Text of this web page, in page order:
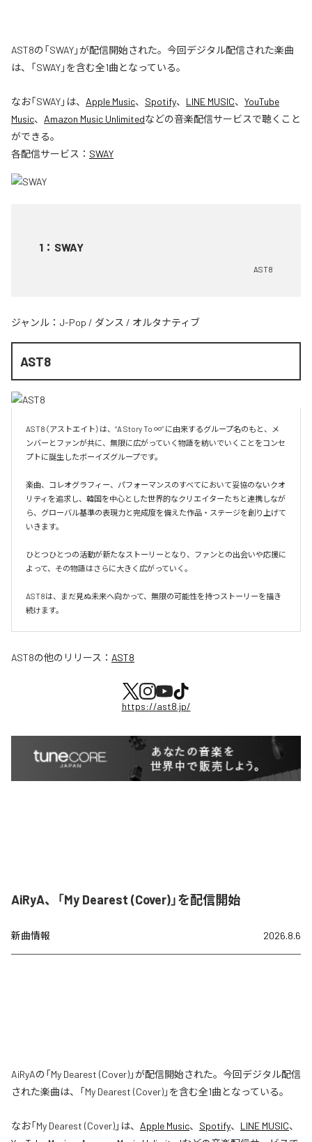
AST8の「SWAY」が配信開始された。今回デジタル配信された楽曲
は、「SWAY」を含む全1曲となっている。
なお「SWAY」は、 Apple Music、 Spotify、 LINE MUSIC、 YouTube
Music、 Amazon Music Unlimitedなどの音楽配信サービスで聴くこと
ができる。
各配信サービス： SWAY
1 ： SWAY
AST8
ジャンル： J-Pop / ダンス / オルタナティブ
AST8
AST8（アストエイト）は、“A Story To ∞” に由来するグループ名のもと、メ
ンバーとファンが共に、無限に広がっていく物語を紡いでいくことをコンセ
プトに誕生したボーイズグループです。
楽曲、コレオグラフィー、パフォーマンスのすべてにおいて妥協のないクオ
リティを追求し、韓国を中心とした世界的なクリエイターたちと連携しなが
ら、グローバル基準の表現力と完成度を備えた作品・ステージを創り上げて
いきます。
ひとつひとつの活動が新たなストーリーとなり、ファンとの出会いや応援に
よって、その物語はさらに大きく広がっていく。
AST8は、まだ見ぬ未来へ向かって、無限の可能性を持つストーリーを描き
続けます。
AST8の他のリリース： AST8
https://ast8.jp/
AiRyA、「My Dearest (Cover)」を配信開始
新曲情報 2026.8.6
AiRyAの「My Dearest (Cover)」が配信開始された。今回デジタル配信
された楽曲は、「My Dearest (Cover)」を含む全1曲となっている。
なお「My Dearest (Cover)」は、 Apple Music、 Spotify、 LINE MUSIC、